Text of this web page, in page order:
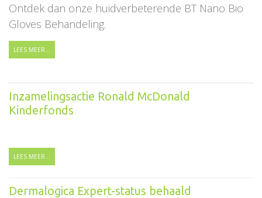
Ontdek dan onze huidverbeterende BT Nano Bio
Gloves Behandeling.
LEES MEER...
Inzamelingsactie Ronald McDonald
Kinderfonds
LEES MEER...
Dermalogica Expert-status behaald